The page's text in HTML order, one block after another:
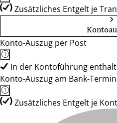
Zusätzliches Entgelt je
Konto-Auszug per Post
In der Kontoführung
Konto-Auszug am Bank-
Zusätzliches Entgelt je